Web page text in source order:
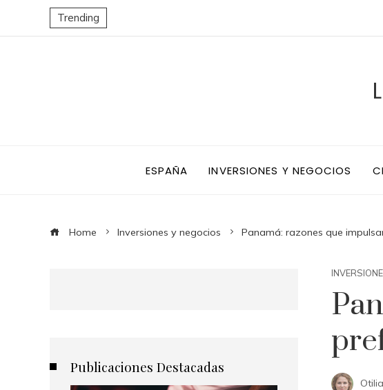
Trending
ESPAÑA INVERSIONES Y NEGOCIOS
Home Inversiones y negocios Panamá: razones que
Publicaciones Destacadas